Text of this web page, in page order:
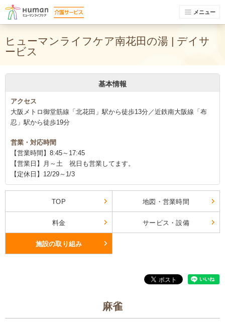
メニュー
ヒューマンライフケア南花田の湯 | デイサ
ービス
基本情報
アクセス
大阪メトロ御堂筋線「北花田」駅から徒歩13分／近鉄南大阪線「布
忍」駅から徒歩19分
営業・対応時間
【営業時間】8:45～17:45
【営業日】月～土 祝日も営業してます。
【定休日】12/29～1/3
TOP 地図・営業時間
料金 サービス・設備
施設の取り組み
麻雀